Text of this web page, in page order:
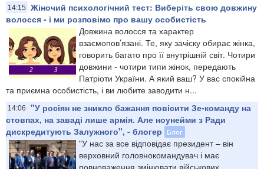
14:15
Жіночий психологічний тест: Виберіть свою довжину
волосся - і ми розповімо про вашу особистість
Довжина волосся та характер
взаємопов’язані. Те, яку зачіску обирає жінка,
говорить багато про її внутрішній світ. Чотири
довжини - чотири типи жінок, передають
Патріоти України. А який ваш? У вас спокійна
та приємна особистість, і ви любите заводити н...
14:06
"У росіян не зникло бажання повісити Зе-команду на
стовпах, на заваді лише армія. Але ноунейми з Ради
дискредитують Залужного", - блогер
Блог
"У нас за все відповідає президент – він
верховний головнокомандувач і має
повноваження змінювати військових